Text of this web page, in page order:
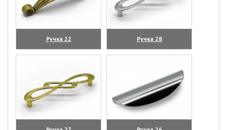
Ручка 22
(увеличить)
Ручка 28
(увеличить)